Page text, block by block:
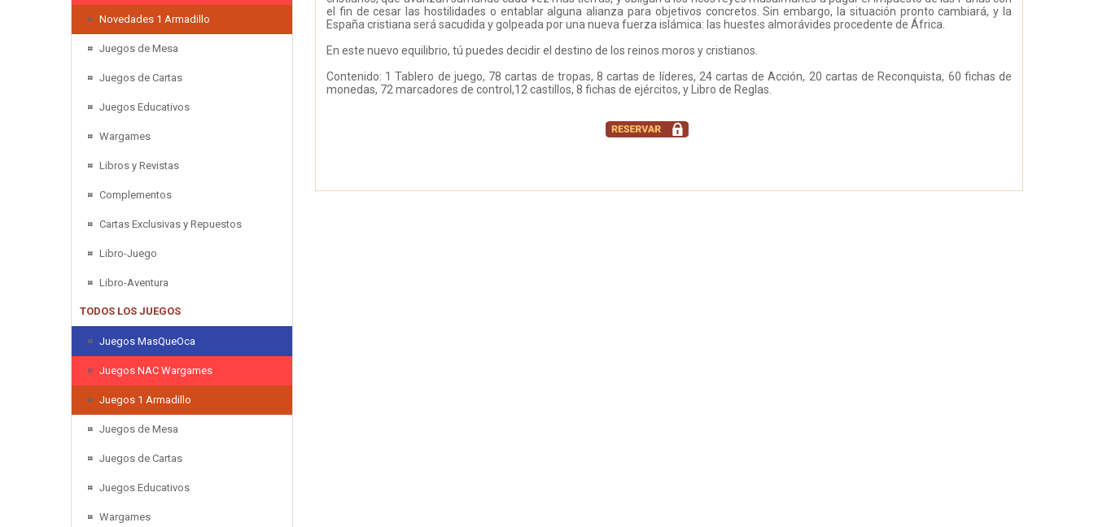
Novedades 1 Armadillo
Juegos de Mesa
Juegos de Cartas
Juegos Educativos
Wargames
Libros y Revistas
Complementos
Cartas Exclusivas y Repuestos
Libro-Juego
Libro-Aventura
TODOS LOS JUEGOS
Juegos MasQueOca
Juegos NAC Wargames
Juegos 1 Armadillo
Juegos de Mesa
Juegos de Cartas
Juegos Educativos
Wargames
el fin de cesar las hostilidades o entablar alguna alianza para objetivos concretos. Sin embargo, la situación pronto cambiará, y la
España cristiana será sacudida y golpeada por una nueva fuerza islámica: las huestes almorávides procedente de África.
En este nuevo equilibrio, tú puedes decidir el destino de los reinos moros y cristianos.
Contenido: 1 Tablero de juego, 78 cartas de tropas, 8 cartas de líderes, 24 cartas de Acción, 20 cartas de Reconquista, 60 fichas de
monedas, 72 marcadores de control,12 castillos, 8 fichas de ejércitos, y Libro de Reglas.